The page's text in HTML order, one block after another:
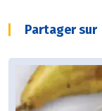
Partager sur